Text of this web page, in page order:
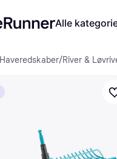
Alle
Haveredskaber/River &